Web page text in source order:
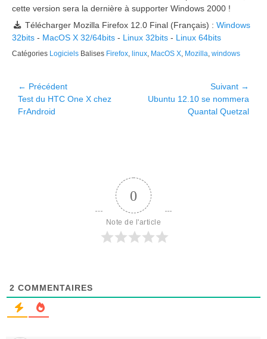
cette version sera la dernière à supporter Windows 2000 !
Télécharger Mozilla Firefox 12.0 Final (Français) : Windows
32bits - MacOS X 32/64bits - Linux 32bits - Linux 64bits
Catégories Logiciels Balises Firefox linux MacOS X Mozilla windows
Navigation
de
l’article
← Précédent
Article
précédent :
Test du HTC One X chez
FrAndroid
Suivant →
ArticleUbuntu 12.10 se nommera
Quantal Quetzal
0
Note de l'article
2 COMMENTAIRES